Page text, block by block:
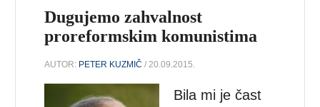
Dugujemo zahvalnost
proreformskim komunistima
AUTOR: PETER KUZMIČ / 20.09.2015.
Bila mi je čast